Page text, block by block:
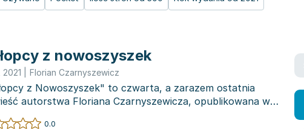
z nowoszyszek
2021 Florian Czarnyszewicz
z Nowoszyszek" to czwarta, a zarazem ostatnia
autorstwa Floriana Czarnyszewicza, opublikowana w
w 1963 r...
0.0